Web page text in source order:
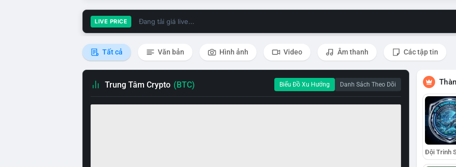
LIVE PRICE Đang tải giá live...
Tất cả Văn bản Hình ảnh Video Âm thanh Các tập tin
Trung Tâm Crypto (BTC) Biểu Đồ Xu Hướng Danh Sách Theo Dõi